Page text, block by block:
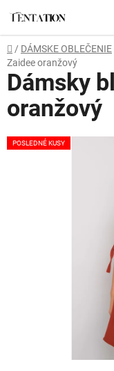
obsah
Domov
/ DÁMSKE OBLEČENIE
Zaidee oranžový
Dámsky
oranžový
POSLEDNÉ KUSY